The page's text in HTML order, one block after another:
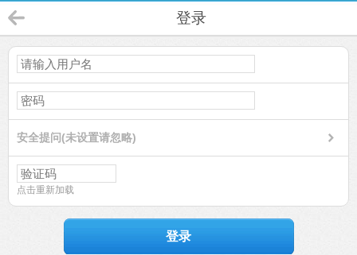
登录
安全提问(未设置请忽略)
点击重新加载
登录